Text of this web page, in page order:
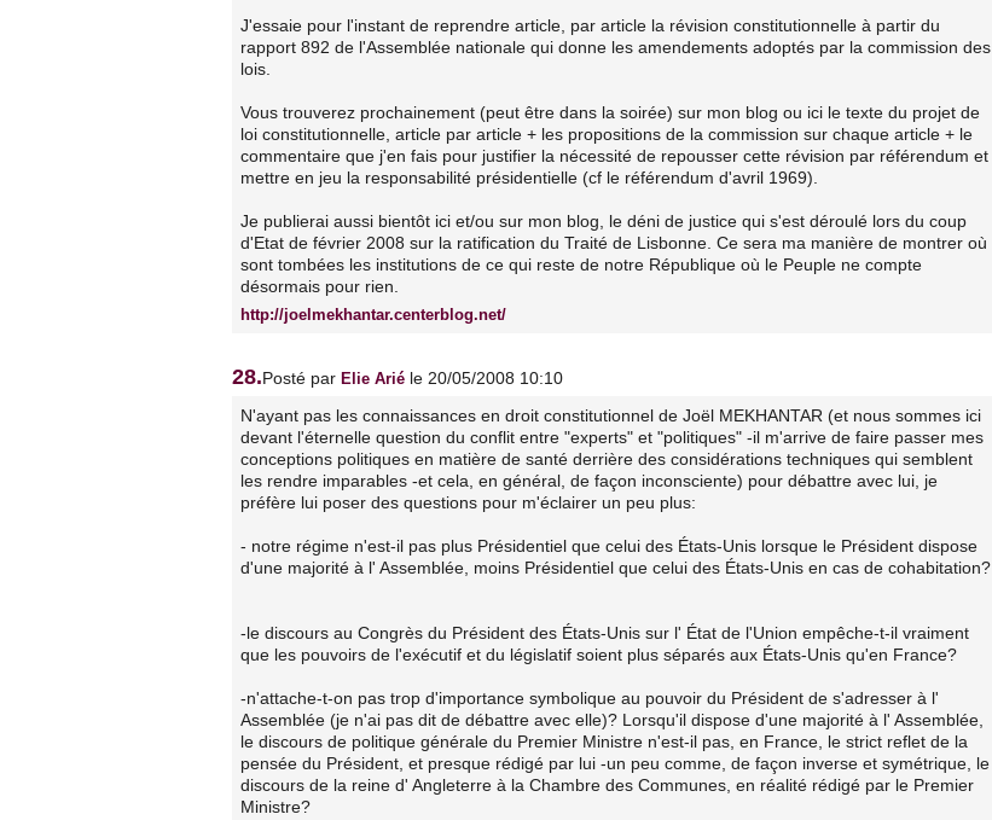
J'essaie pour l'instant de reprendre article, par article la révision constitutionnelle à partir du
rapport 892 de l'Assemblée nationale qui donne les amendements adoptés par la commission des
lois.
Vous trouverez prochainement (peut être dans la soirée) sur mon blog ou ici le texte du projet de
loi constitutionnelle, article par article + les propositions de la commission sur chaque article + le
commentaire que j'en fais pour justifier la nécessité de repousser cette révision par référendum et
mettre en jeu la responsabilité présidentielle (cf le référendum d'avril 1969).
Je publierai aussi bientôt ici et/ou sur mon blog, le déni de justice qui s'est déroulé lors du coup
d'Etat de février 2008 sur la ratification du Traité de Lisbonne. Ce sera ma manière de montrer où
sont tombées les institutions de ce qui reste de notre République où le Peuple ne compte
désormais pour rien.
http://joelmekhantar.centerblog.net/
28.Posté par Elie Arié le 20/05/2008 10:10
N'ayant pas les connaissances en droit constitutionnel de Joël MEKHANTAR (et nous sommes ici
devant l'éternelle question du conflit entre "experts" et "politiques" -il m'arrive de faire passer mes
conceptions politiques en matière de santé derrière des considérations techniques qui semblent
les rendre imparables -et cela, en général, de façon inconsciente) pour débattre avec lui, je
préfère lui poser des questions pour m'éclairer un peu plus:
- notre régime n'est-il pas plus Présidentiel que celui des États-Unis lorsque le Président dispose
d'une majorité à l' Assemblée, moins Présidentiel que celui des États-Unis en cas de cohabitation?
-le discours au Congrès du Président des États-Unis sur l' État de l'Union empêche-t-il vraiment
que les pouvoirs de l'exécutif et du législatif soient plus séparés aux États-Unis qu'en France?
-n'attache-t-on pas trop d'importance symbolique au pouvoir du Président de s'adresser à l'
Assemblée (je n'ai pas dit de débattre avec elle)? Lorsqu'il dispose d'une majorité à l' Assemblée,
le discours de politique générale du Premier Ministre n'est-il pas, en France, le strict reflet de la
pensée du Président, et presque rédigé par lui -un peu comme, de façon inverse et symétrique, le
discours de la reine d' Angleterre à la Chambre des Communes, en réalité rédigé par le Premier
Ministre?